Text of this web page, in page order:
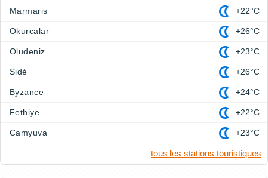
Marmaris +22°C
Okurcalar +26°C
Oludeniz +23°C
Sidé +26°C
Byzance +24°C
Fethiye +22°C
Camyuva +23°C
tous les stations touristiques